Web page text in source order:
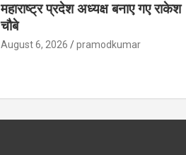
महाराष्ट्र प्रदेश अध्यक्ष बनाए गए राकेश
चौबे
August 6, 2026 pramodkumar